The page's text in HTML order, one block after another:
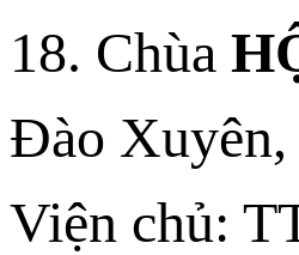
18. Chùa
Đào Xuyên,
Viện chủ: